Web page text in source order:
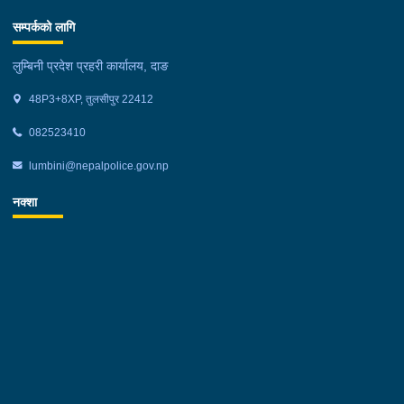
सम्पर्कको लागि
लुम्बिनी प्रदेश प्रहरी कार्यालय, दाङ
48P3+8XP, तुलसीपुर 22412
082523410
lumbini@nepalpolice.gov.np
नक्शा